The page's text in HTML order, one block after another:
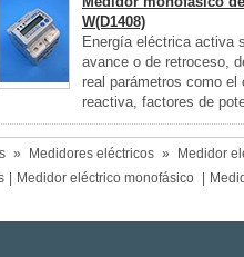
W(D1408)
Energía eléctrica activa
avance o de retroceso,
real parámetros como
reactiva, factores de
» Medidores eléctricos »
Medidor
Medidor eléctrico monofásico